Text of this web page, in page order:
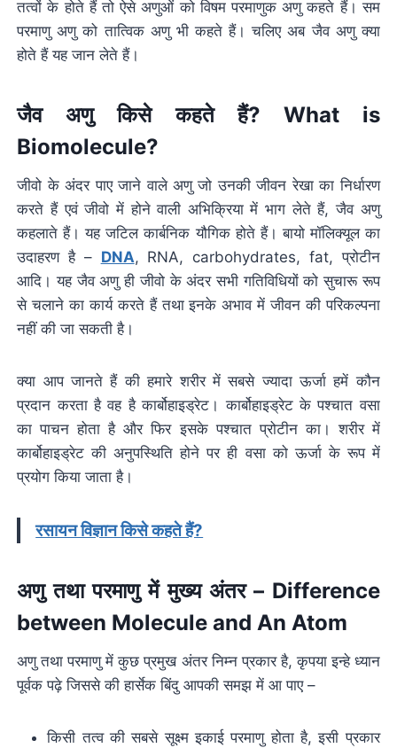
तत्वों के होते हैं तो ऐसे अणुओं को विषम परमाणुक अणु कहते हैं। सम
परमाणु अणु को तात्विक अणु भी कहते हैं। चलिए अब जैव अणु क्या
होते हैं यह जान लेते हैं।
जैव अणु किसे कहते हैं? What is
Biomolecule?
जीवो के अंदर पाए जाने वाले अणु जो उनकी जीवन रेखा का निर्धारण
करते हैं एवं जीवो में होने वाली अभिक्रिया में भाग लेते हैं, जैव अणु
कहलाते हैं। यह जटिल कार्बनिक यौगिक होते हैं। बायो मॉलिक्यूल का
उदाहरण है – DNA, RNA, carbohydrates, fat, प्रोटीन
आदि। यह जैव अणु ही जीवो के अंदर सभी गतिविधियों को सुचारू रूप
से चलाने का कार्य करते हैं तथा इनके अभाव में जीवन की परिकल्पना
नहीं की जा सकती है।
क्या आप जानते हैं की हमारे शरीर में सबसे ज्यादा ऊर्जा हमें कौन
प्रदान करता है वह है कार्बोहाइड्रेट। कार्बोहाइड्रेट के पश्चात वसा
का पाचन होता है और फिर इसके पश्चात प्रोटीन का। शरीर में
कार्बोहाइड्रेट की अनुपस्थिति होने पर ही वसा को ऊर्जा के रूप में
प्रयोग किया जाता है।
रसायन विज्ञान किसे कहते हैं?
अणु तथा परमाणु में मुख्य अंतर – Difference
between Molecule and An Atom
अणु तथा परमाणु में कुछ प्रमुख अंतर निम्न प्रकार है, कृपया इन्हे ध्यान
पूर्वक पढ़े जिससे की हार्सेक बिंदु आपकी समझ में आ पाए –
किसी तत्व की सबसे सूक्ष्म इकाई परमाणु होता है, इसी प्रकार